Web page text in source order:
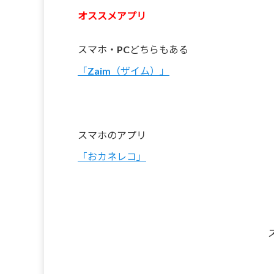
オススメアプリ
スマホ・PCどちらもある
「Zaim（ザイム）」
スマホのアプリ
「おカネレコ」